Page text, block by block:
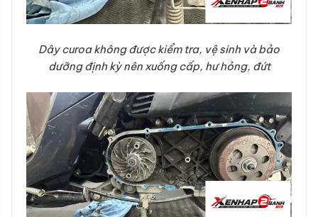
Dây curoa không được kiểm tra, vệ sinh và bảo
dưỡng định kỳ nên xuống cấp, hư hỏng, đứt